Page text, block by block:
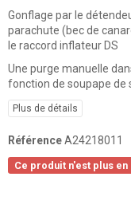
Gonflage par le
parachute (bec de
le raccord inflateur DS
Une purge manuelle
fonction de soupape de
Plus de détails
RéférenceA24218011
Ce produit n'est plus en